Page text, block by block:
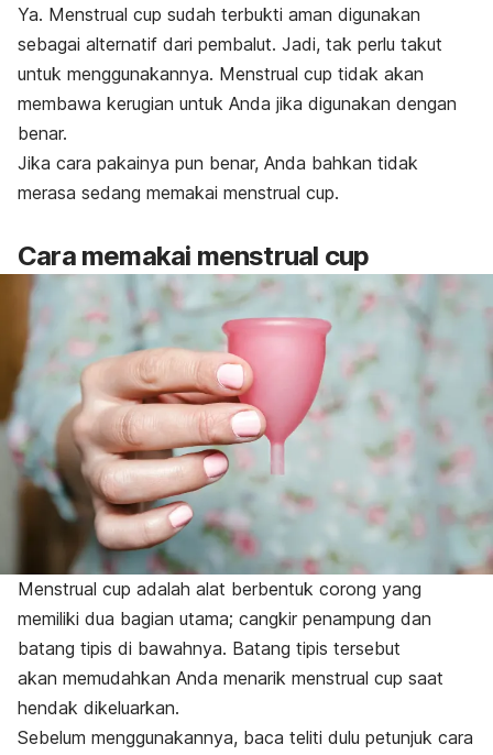
Ya. Menstrual cup sudah terbukti aman digunakan
sebagai alternatif dari pembalut. Jadi, tak perlu takut
untuk menggunakannya. Menstrual cup tidak akan
membawa kerugian untuk Anda jika digunakan dengan
benar.
Jika cara pakainya pun benar, Anda bahkan tidak
merasa sedang memakai menstrual cup.
Cara memakai menstrual cup
Menstrual cup adalah alat berbentuk corong yang
memiliki dua bagian utama; cangkir penampung dan
batang tipis di bawahnya. Batang tipis tersebut
akan memudahkan Anda menarik menstrual cup saat
hendak dikeluarkan.
Sebelum menggunakannya, baca teliti dulu petunjuk cara